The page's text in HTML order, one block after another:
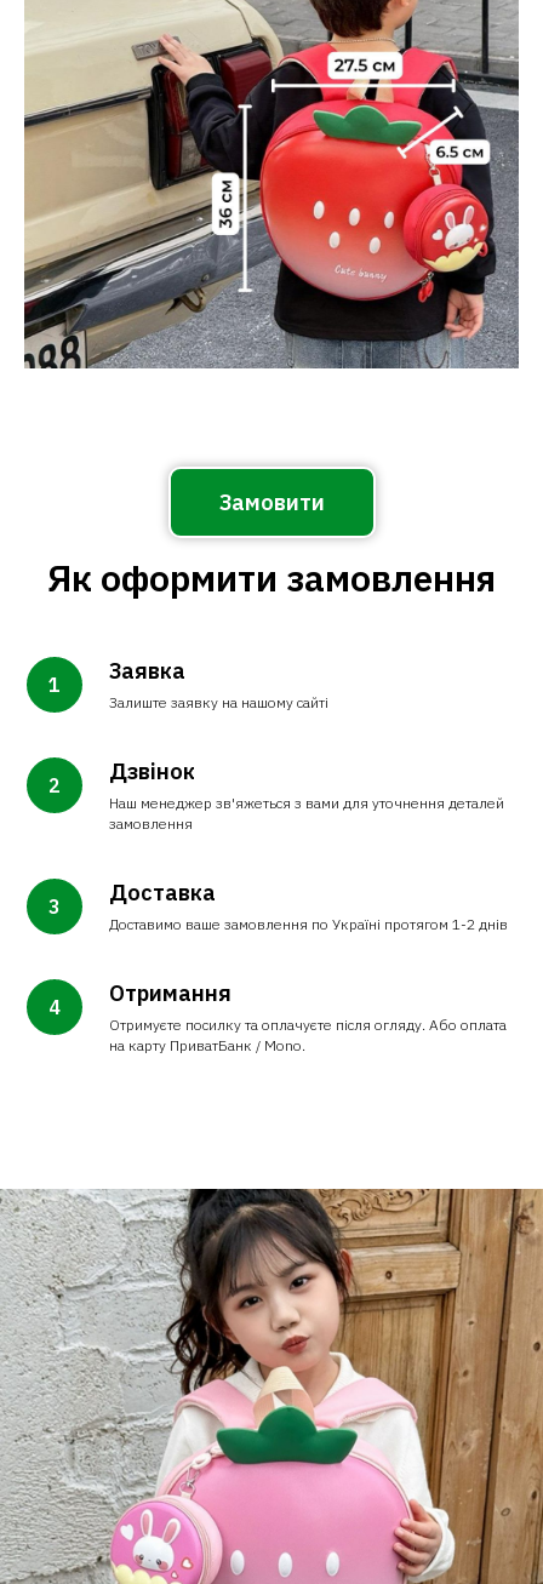
Замовити
Як оформити замовлення
Заявка
Залиште заявку на нашому сайті
Дзвінок
Наш менеджер зв'яжеться з вами для уточнення деталей
замовлення
Доставка
Доставимо ваше замовлення по Україні протягом 1-2 днів
Отримання
Отримуєте посилку та оплачуєте після огляду. Або оплата
на карту ПриватБанк / Mono.